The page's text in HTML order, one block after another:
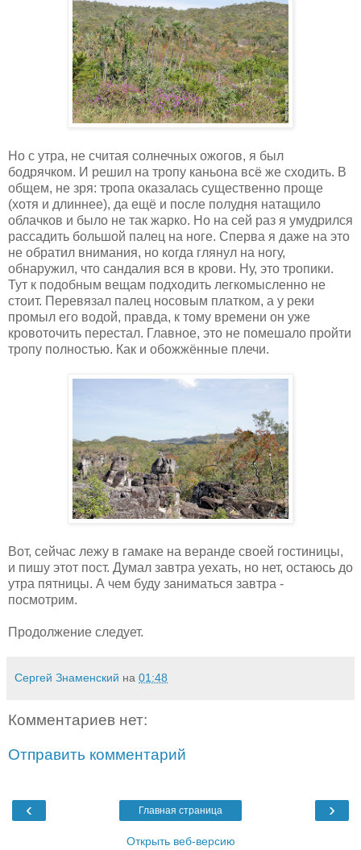
Но с утра, не считая солнечных ожогов, я был
бодрячком. И решил на тропу каньона всё же сходить. В
общем, не зря: тропа оказалась существенно проще
(хотя и длиннее), да ещё и после полудня натащило
облачков и было не так жарко. Но на сей раз я умудрился
рассадить большой палец на ноге. Сперва я даже на это
не обратил внимания, но когда глянул на ногу,
обнаружил, что сандалия вся в крови. Ну, это тропики.
Тут к подобным вещам подходить легкомысленно не
стоит. Перевязал палец носовым платком, а у реки
промыл его водой, правда, к тому времени он уже
кровоточить перестал. Главное, это не помешало пройти
тропу полностью. Как и обожжённые плечи.
Вот, сейчас лежу в гамаке на веранде своей гостиницы,
и пишу этот пост. Думал завтра уехать, но нет, остаюсь до
утра пятницы. А чем буду заниматься завтра -
посмотрим.
Продолжение следует.
Сергей Знаменский на 01:48
Комментариев нет:
Отправить комментарий
‹ ›
Главная страница
Открыть веб-версию